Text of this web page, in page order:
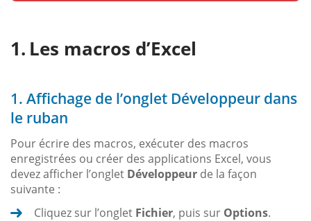
Les macros d’Excel
1. Affichage de l’onglet Développeur dans
le ruban
Pour écrire des macros, exécuter des macros
enregistrées ou créer des applications Excel, vous
devez afficher l’onglet Développeur de la façon
suivante :
Cliquez sur l’onglet Fichier, puis sur Options.